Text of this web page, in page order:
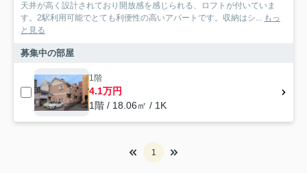
天井が高く設計されており開放感を感じられる、ロフトが付いていま
す。2駅利用可能でとても利便性の高いアパートです。収納はシ... もっ
と見る
募集中の部屋
1階
4.1万円
1階 / 18.06㎡ / 1K
1